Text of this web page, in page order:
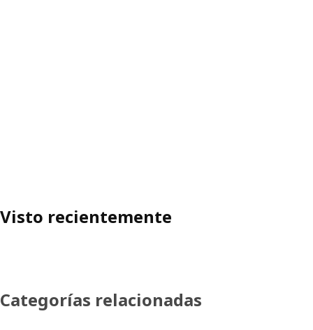
Visto recientemente
Categorías relacionadas